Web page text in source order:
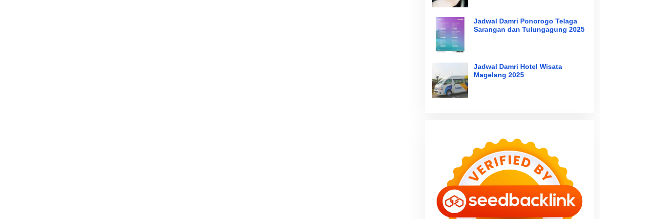
Jadwal Damri Ponorogo Telaga
Sarangan dan Tulungagung 2025
Jadwal Damri Hotel Wisata
Magelang 2025